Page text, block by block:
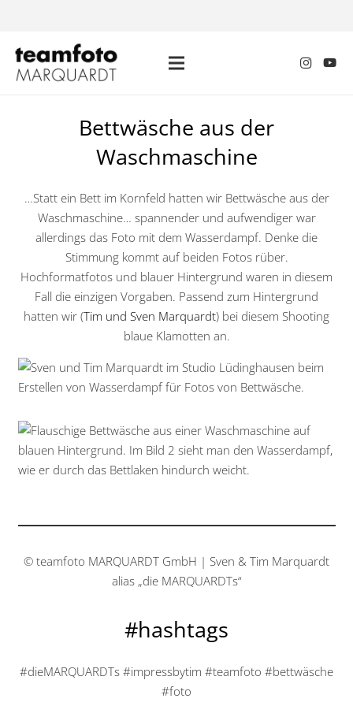
Bettwäsche aus der
Waschmaschine
…Statt ein Bett im Kornfeld hatten wir Bettwäsche aus der
Waschmaschine… spannender und aufwendiger war
allerdings das Foto mit dem Wasserdampf. Denke die
Stimmung kommt auf beiden Fotos rüber.
Hochformatfotos und blauer Hintergrund waren in diesem
Fall die einzigen Vorgaben. Passend zum Hintergrund
hatten wir (Tim und Sven Marquardt) bei diesem Shooting
blaue Klamotten an.
© teamfoto MARQUARDT GmbH | Sven & Tim Marquardt
alias „die MARQUARDTs“
#hashtags
#dieMARQUARDTs #impressbytim #teamfoto #bettwäsche
#foto